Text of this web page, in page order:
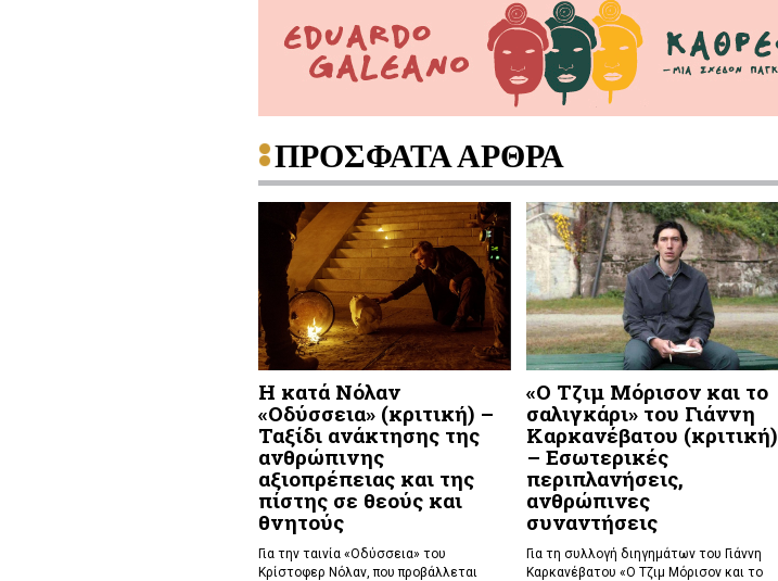
ΠΡΟΣΦΑΤΑ ΑΡΘΡΑ
Η κατά Νόλαν
«Οδύσσεια» (κριτική) –
Ταξίδι ανάκτησης της
ανθρώπινης
αξιοπρέπειας και της
πίστης σε θεούς και
θνητούς
Για την ταινία «Οδύσσεια» του
Κρίστοφερ Νόλαν,που προβάλλεται
«Ο Τζιμ Μόρισον και το
σαλιγκάρι» του Γιάννη
Καρκανέβατου (κριτική)
– Εσωτερικές
περιπλανήσεις,
ανθρώπινες
συναντήσεις
Για τη συλλογή διηγημάτων του Γιάννη
Καρκανέβατου «Ο Τζιμ Μόρισον και το